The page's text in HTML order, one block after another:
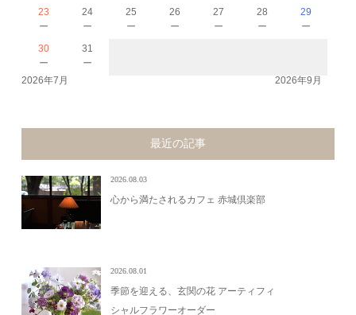
23
－
24
－
25
－
26
－
27
－
28
－
29
－
30
－
31
－
2026年7月 2026年9月
最近の記事
2026.08.03
心から満たされるカフェ 赤城倶楽部
2026.08.01
季節を迎える、玄関の花 アーティフィ
シャルフラワーオーダー